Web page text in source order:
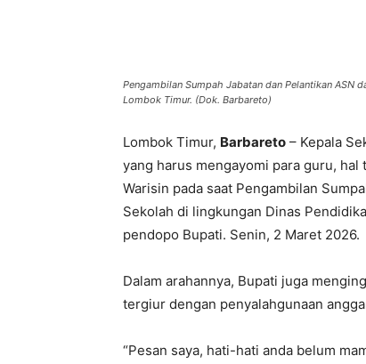
Pengambilan Sumpah Jabatan dan Pelantikan ASN
Lombok Timur. (Dok. Barbareto)
Lombok Timur, Barbareto – Kepala
yang harus mengayomi para guru,
Warisin pada saat Pengambilan
Sekolah di lingkungan Dinas
pendopo Bupati. Senin, 2 Maret 2026.
Dalam arahannya, Bupati juga
tergiur dengan penyalahgunaan
“Pesan saya, hati-hati anda belum